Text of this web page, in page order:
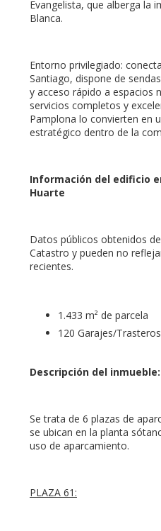
Evangelista, que alberga la
Blanca.
Entorno privilegiado:
Santiago, dispone de
y acceso rápido a espacios
servicios completos y
Pamplona lo convierten en
estratégico dentro de la
Información del edificio
Huarte
Datos públicos obtenidos
Catastro y pueden no
recientes.
1.433 m² de parcela
120 Garajes/Trasteros
Descripción del inmueble:
Se trata de 6 plazas de
se ubican en la planta
uso de aparcamiento.
PLAZA 61: